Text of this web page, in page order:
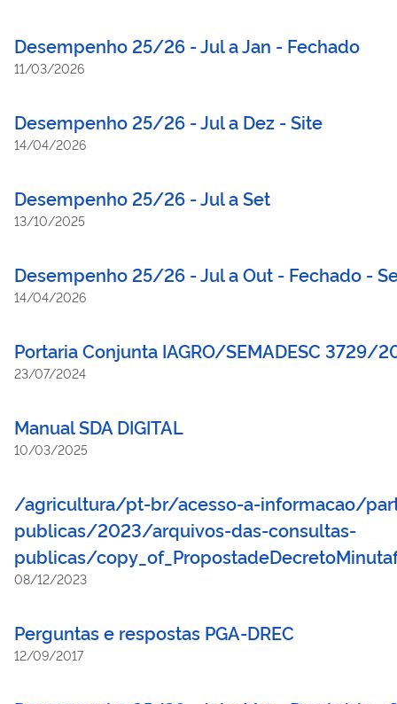
Desempenho 25/26 - Jul a Jan - Fechado
11/03/2026
Desempenho 25/26 - Jul a Dez - Site
14/04/2026
Desempenho 25/26 - Jul a Set
13/10/2025
Desempenho 25/26 - Jul a Out - Fechado -
14/04/2026
Portaria Conjunta IAGRO/SEMADESC 3729/
23/07/2024
Manual SDA DIGITAL
10/03/2025
/agricultura/pt-br/acesso-a-informacao/
publicas/2023/arquivos-das-consultas-
publicas/
08/12/2023
Perguntas e respostas PGA-DREC
12/09/2017